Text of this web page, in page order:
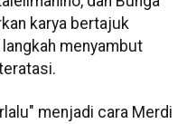
karya bertajuk
menyambut
menjadi cara Merdi